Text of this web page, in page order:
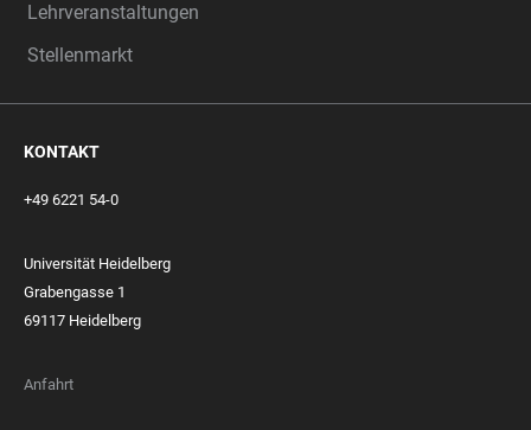
Lehrveranstaltungen
Stellenmarkt
KONTAKT
+49 6221 54-0
Universität Heidelberg
Grabengasse 1
69117 Heidelberg
Anfahrt